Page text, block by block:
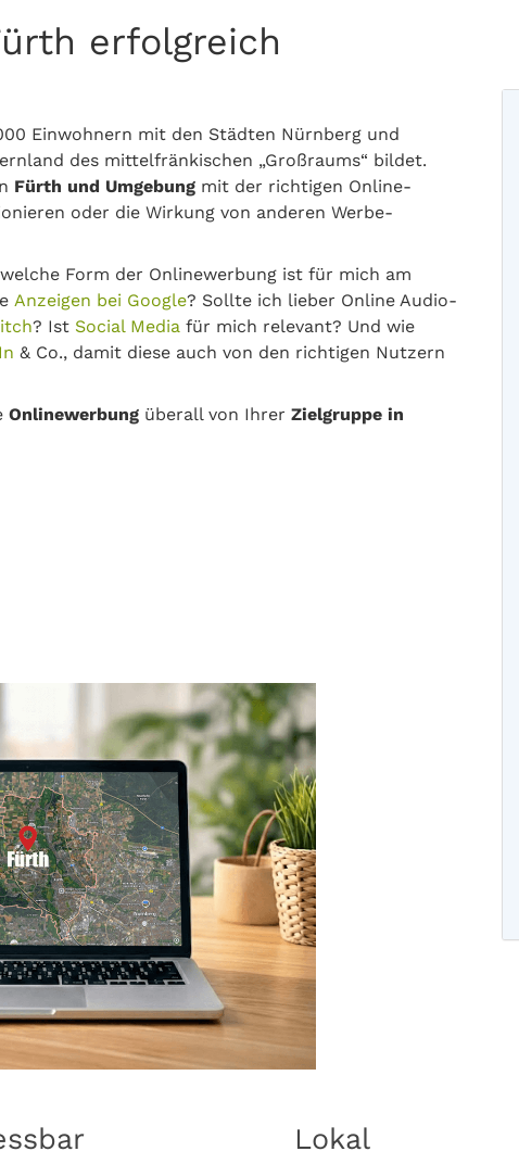
erfolgreich
Einwohnern mit den Städten Nürnberg und
des mittelfränkischen „Großraums“ bildet.
Fürth und Umgebung mit der richtigen Online-
oder die Wirkung von anderen Werbe-
Form der Onlinewerbung ist für mich am
Anzeigen bei Google? Sollte ich lieber Online Audio-
? Ist Social Media für mich relevant? Und wie
& Co., damit diese auch von den richtigen Nutzern
Onlinewerbung überall von Ihrer Zielgruppe in
Lokal